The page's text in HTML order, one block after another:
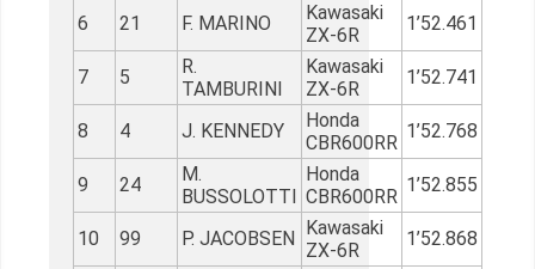
6 21 F. MARINO
Kawasaki
ZX-6R
1’52.461
7 5
R.
TAMBURINI
Kawasaki
ZX-6R
1’52.741
8 4 J. KENNEDY
Honda
CBR600RR
1’52.768
9 24
M.
BUSSOLOTTI
Honda
CBR600RR
1’52.855
10 99 P. JACOBSEN
Kawasaki
ZX-6R
1’52.868